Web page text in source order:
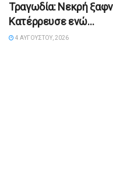
Τραγωδία: Νεκρή
Κατέρρευσε ενώ…
4 ΑΥΓΟΎΣΤΟΥ, 2026